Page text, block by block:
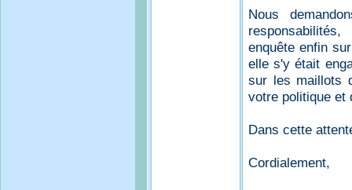
Nous
enquête enfin
elle s'y était
sur les maillots
votre politique et
Dans cette
Cordialement,